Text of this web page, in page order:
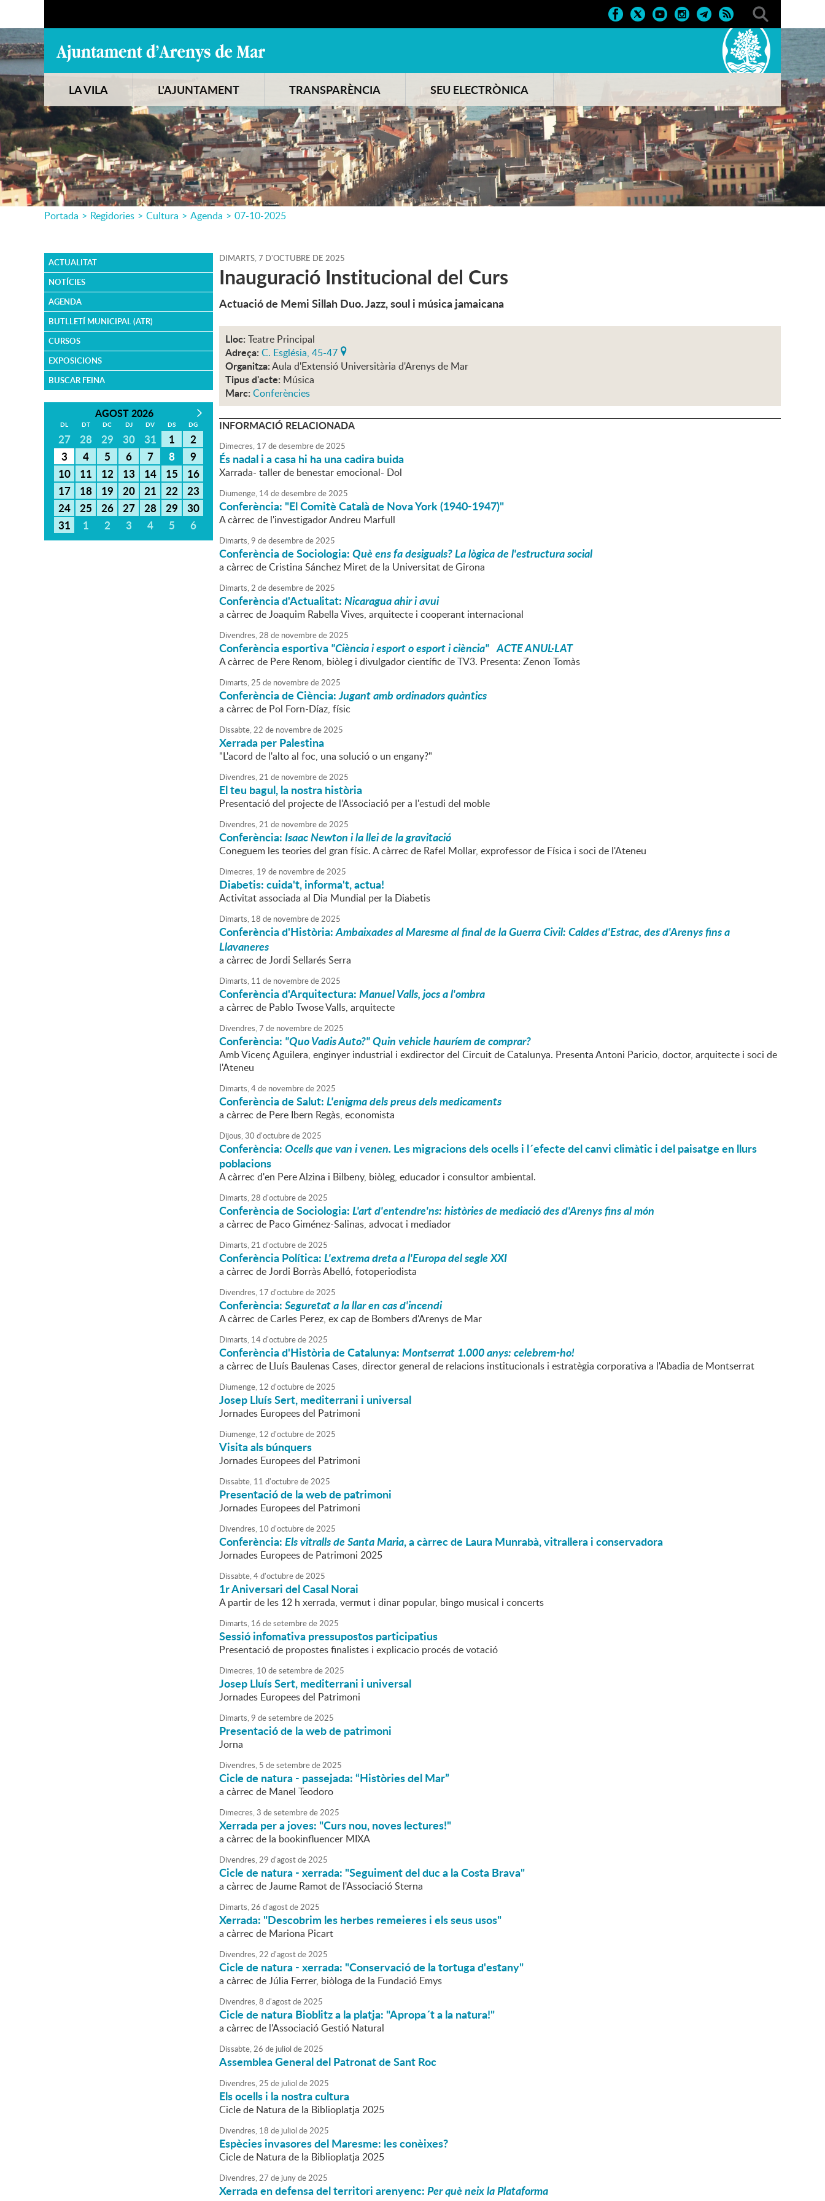
LA VILA L'AJUNTAMENT TRANSPARÈNCIA SEU ELECTRÒNICA
Portada > Regidories > Cultura > Agenda > 07-10-2025
ACTUALITAT
NOTÍCIES
AGENDA
BUTLLETÍ MUNICIPAL (ATR)
CURSOS
EXPOSICIONS
BUSCAR FEINA
AGOST 2026
DL DT DC DJ DV DS DG
27 28 29 30 31 1
2
3
4 5 6 7 8
9
10
11 12 13 14 15
16
17
18 19 20 21 22
23
24
25 26 27 28 29
30
31
1 2 3 4 5 6
DIMARTS,7 D'OCTUBRE DE 2025
Inauguració Institucional del Curs
Actuació de Memi Sillah Duo. Jazz, soul i música jamaicana
Lloc: Teatre Principal
Adreça: C. Església, 45-47
Organitza:Aula d'Extensió Universitària d'Arenys de Mar
Tipus d'acte: Música
Marc: Conferències
INFORMACIÓ RELACIONADA
Dimecres, 17 dedesembrede2025
És nadal i a casa hi ha una cadira buida
Xarrada- taller de benestar emocional- Dol
Diumenge, 14dedesembrede2025
Conferència: "El Comitè Català de Nova York (1940-1947)"
A càrrec de l'investigador Andreu Marfull
Dimarts,9 dedesembrede2025
Conferència de Sociologia:Què ens fa desiguals? La lògica de l'estructura social
a càrrec de Cristina Sánchez Miret de la Universitat de Girona
Dimarts,2 dedesembrede2025
Conferència d'Actualitat:Nicaragua ahir i avui
a càrrec de Joaquim Rabella Vives, arquitecte i cooperant internacional
Divendres,28 de novembrede2025
Conferència esportiva"Ciència i esport o esport i ciència" ACTE ANUL·LAT
A càrrec de Pere Renom, biòleg i divulgador científic de TV3. Presenta: Zenon Tomàs
Dimarts,25 de novembrede2025
Conferència de Ciència:Jugant amb ordinadors quàntics
a càrrec de Pol Forn-Díaz, físic
Dissabte,22 de novembrede2025
Xerrada per Palestina
"L'acord de l'alto al foc, una solució o un engany?"
Divendres,21 de novembrede2025
El teu bagul, la nostra història
Presentació del projecte de l'Associació per a l'estudi del moble
Divendres,21 de novembrede2025
Conferència:Isaac Newton i la llei de la gravitació
Coneguem les teories del gran físic. A càrrec de Rafel Mollar, exprofessor de Física i soci de l'Ateneu
Dimecres, 19 de novembrede2025
Diabetis: cuida't, informa't, actua!
Activitat associada al Dia Mundial per la Diabetis
Dimarts, 18 de novembrede2025
Conferència d'Història:Ambaixades al Maresme al final de la Guerra Civil: Caldes d'Estrac, des d'Arenys fins a
Llavaneres
a càrrec de Jordi Sellarés Serra
Dimarts, 11 de novembrede2025
Conferència d'Arquitectura:Manuel Valls, jocs a l'ombra
a càrrec de Pablo Twose Valls, arquitecte
Divendres,7 de novembrede2025
Conferència: "Quo Vadis Auto?" Quin vehicle hauríem de comprar?
Amb Vicenç Aguilera, enginyer industrial i exdirector del Circuit de Catalunya. Presenta Antoni Paricio, doctor, arquitecte i soci de
l'Ateneu
Dimarts,4de novembrede2025
Conferència de Salut:L'enigma dels preus dels medicaments
a càrrec de Pere Ibern Regàs, economista
Dijous,30 d'octubrede2025
Conferència:Ocells que van i venen. Les migracions dels ocells i l´efecte del canvi climàtic i del paisatge en llurs
poblacions
A càrrec d'en Pere Alzina i Bilbeny, biòleg, educador i consultor ambiental.
Dimarts,28 d'octubrede2025
Conferència de Sociologia:L'art d'entendre'ns: històries de mediació des d'Arenys fins al món
a càrrec de Paco Giménez-Salinas, advocat i mediador
Dimarts,21 d'octubrede2025
Conferència Política:L'extrema dreta a l'Europa del segle XXI
a càrrec de Jordi Borràs Abelló, fotoperiodista
Divendres, 17 d'octubrede2025
Conferència:Seguretat a la llar en cas d'incendi
A càrrec de Carles Perez, ex cap de Bombers d'Arenys de Mar
Dimarts, 14d'octubrede2025
Conferència d'Història de Catalunya:Montserrat 1.000 anys: celebrem-ho!
a càrrec de Lluís Baulenas Cases, director general de relacions institucionals i estratègia corporativa a l'Abadia de Montserrat
Diumenge, 12 d'octubrede2025
Josep Lluís Sert, mediterrani i universal
Jornades Europees del Patrimoni
Diumenge, 12 d'octubrede2025
Visita als búnquers
Jornades Europees del Patrimoni
Dissabte, 11 d'octubrede2025
Presentació de la web de patrimoni
Jornades Europees del Patrimoni
Divendres, 10 d'octubrede2025
Conferència:Els vitralls de Santa Maria, a càrrec de Laura Munrabà, vitrallera i conservadora
Jornades Europees de Patrimoni 2025
Dissabte,4d'octubrede2025
1r Aniversari del Casal Norai
A partir de les 12 h xerrada, vermut i dinar popular, bingo musical i concerts
Dimarts, 16 desetembrede2025
Sessió infomativa pressupostos participatius
Presentació de propostes finalistes i explicacio procés de votació
Dimecres, 10 desetembrede2025
Josep Lluís Sert, mediterrani i universal
Jornades Europees del Patrimoni
Dimarts,9 desetembrede2025
Presentació de la web de patrimoni
Jorna
Divendres, 5 desetembrede2025
Cicle de natura - passejada: “Històries del Mar”
a càrrec de Manel Teodoro
Dimecres,3 desetembrede2025
Xerrada per a joves: "Curs nou, noves lectures!"
a càrrec de la bookinfluencer MIXA
Divendres,29 d'agostde2025
Cicle de natura - xerrada: "Seguiment del duc a la Costa Brava"
a càrrec de Jaume Ramot de l'Associació Sterna
Dimarts,26 d'agostde2025
Xerrada: "Descobrim les herbes remeieres i els seus usos"
a càrrec de Mariona Picart
Divendres,22 d'agostde2025
Cicle de natura - xerrada: "Conservació de la tortuga d'estany"
a càrrec de Júlia Ferrer, biòloga de la Fundació Emys
Divendres,8 d'agostde2025
Cicle de natura Bioblitz a la platja: "Apropa´t a la natura!"
a càrrec de l'Associació Gestió Natural
Dissabte,26 de juliol de2025
Assemblea General del Patronat de Sant Roc
Divendres,25 de juliol de2025
Els ocells i la nostra cultura
Cicle de Natura de la Biblioplatja 2025
Divendres, 18 de juliol de2025
Espècies invasores del Maresme: les conèixes?
Cicle de Natura de la Biblioplatja 2025
Divendres,27 de junyde2025
Xerrada en defensa del territori arenyenc:Per què neix la Plataforma